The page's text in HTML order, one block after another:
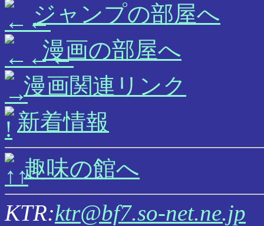
ジャンプの部屋へ
漫画の部屋へ
漫画関連リンク
新着情報
趣味の館へ
KTR:ktr@bf7.so-net.ne.jp